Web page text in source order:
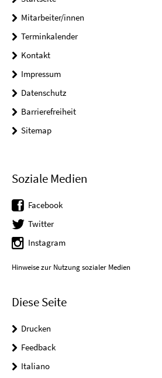
Mitarbeiter/innen
Terminkalender
Kontakt
Impressum
Datenschutz
Barrierefreiheit
Sitemap
Soziale Medien
Facebook
Twitter
Instagram
Hinweise zur Nutzung sozialer Medien
Diese Seite
Drucken
Feedback
Italiano